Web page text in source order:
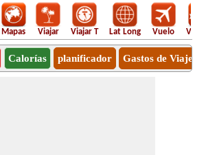
Mapas Viajar Viajar T Lat Long Vuelo
Calorías planificador Gastos de Viaje